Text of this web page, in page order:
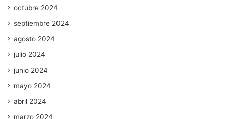
octubre 2024
septiembre 2024
agosto 2024
julio 2024
junio 2024
mayo 2024
abril 2024
marzo 2024